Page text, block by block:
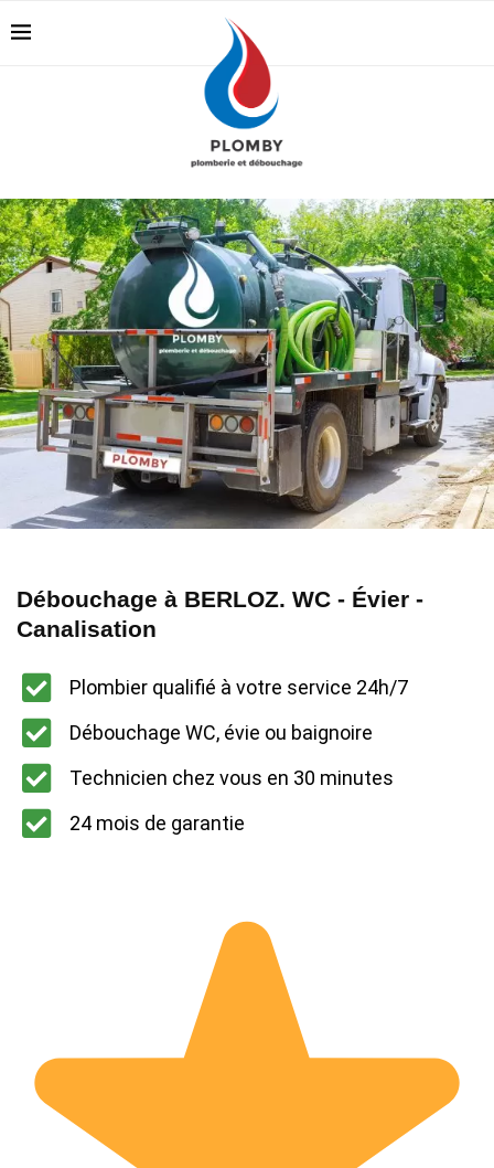
Débouchage à BERLOZ. WC - Évier -
Canalisation
Plombier qualifié à votre service 24h/7
Débouchage WC, évie ou baignoire
Technicien chez vous en 30 minutes
24 mois de garantie